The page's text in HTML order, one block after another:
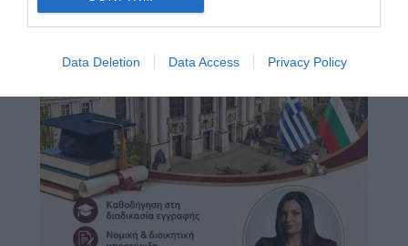
Data Deletion Data Access Privacy Policy